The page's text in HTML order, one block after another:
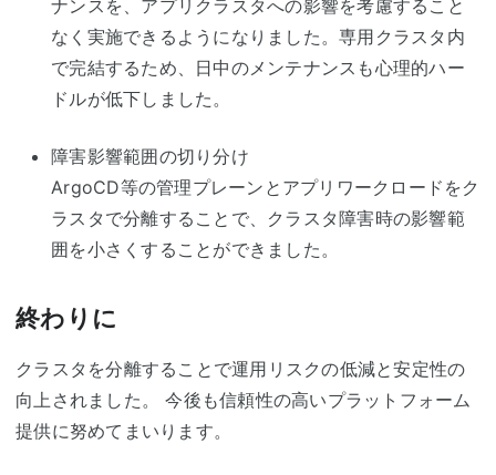
ナンスを、アプリクラスタへの影響を考慮すること
なく実施できるようになりました。専用クラスタ内
で完結するため、日中のメンテナンスも心理的ハー
ドルが低下しました。
障害影響範囲の切り分け
ArgoCD等の管理プレーンとアプリワークロードをク
ラスタで分離することで、クラスタ障害時の影響範
囲を小さくすることができました。
終わりに
クラスタを分離することで運用リスクの低減と安定性の
向上されました。 今後も信頼性の高いプラットフォーム
提供に努めてまいります。